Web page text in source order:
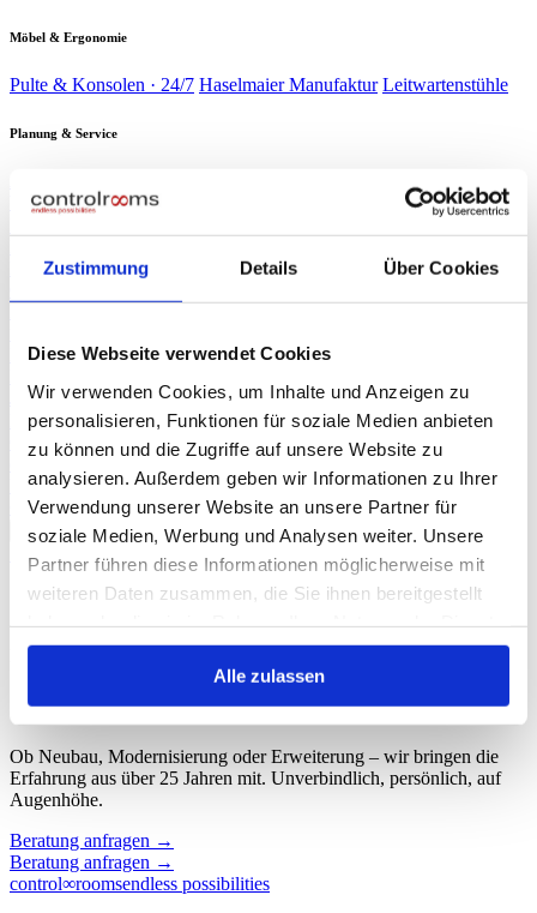
Zustimmung Details Über Cookies
Diese Webseite verwendet Cookies
Wir verwenden Cookies, um Inhalte und Anzeigen zu
personalisieren, Funktionen für soziale Medien anbieten
zu können und die Zugriffe auf unsere Website zu
analysieren. Außerdem geben wir Informationen zu Ihrer
Verwendung unserer Website an unsere Partner für
soziale Medien, Werbung und Analysen weiter. Unsere
Partner führen diese Informationen möglicherweise mit
weiteren Daten zusammen, die Sie ihnen bereitgestellt
gesammelt haben.
Alle zulassen
Möbel & Ergonomie
Pulte & Konsolen · 24/7 Haselmaier Manufaktur Leitwartenstühle
Planung & Service
Verträge Verbrauchsmaterial
BahnLeitzentralen & Stellwerkstechnik Sicherheit &
Planung & Design
Journal
Presse▾
ORF NÖ BerichtTV-Beitrag: Spezialist für Leitzentralen Fachartikel
Produktportfolio auf einen Blick
Über uns
KI
Beratung anfragen→
Start
Schlagwort: Barco Showcases
Schlagwort: Barco Showcases
Keine Beiträge gefunden.
Sprechen wir über Ihren Kontroll∞raum.
Ob Neubau, Modernisierung oder Erweiterung – wir bringen die
Erfahrung aus über 25 Jahren mit. Unverbindlich, persönlich, auf
Augenhöhe.
Beratung anfragen →
Beratung anfragen →
control∞roomsendless possibilities